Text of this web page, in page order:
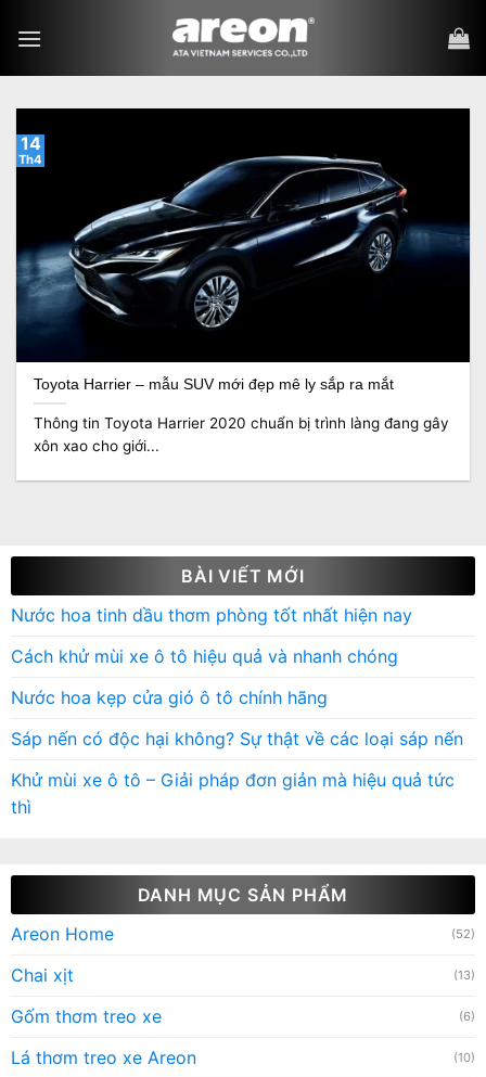
qua
Toyota Harrier – mẫu SUV mới đẹp mê ly sắp ra mắt
Thông tin Toyota Harrier 2020 chuẩn bị trình làng đang gây
xôn xao cho giới...
14
Th4
BÀI VIẾT MỚI
Nước hoa tinh dầu thơm phòng tốt nhất hiện nay
Cách khử mùi xe ô tô hiệu quả và nhanh chóng
Nước hoa kẹp cửa gió ô tô chính hãng
Sáp nến có độc hại không? Sự thật về các loại sáp nến
Khử mùi xe ô tô – Giải pháp đơn giản mà hiệu quả tức
thì
DANH MỤC SẢN PHẨM
Areon Home
(52)
Chai xịt (13)
Gốm thơm treo xe (6)
Lá thơm treo xe Areon (10)